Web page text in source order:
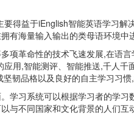
得益于iEnglish智能英语学习
有海量输入输出的类母语环境
项革命性的技术飞速发展,在语
用,智能测评、智能推送,千人
韧品格以及良好的自主学习习惯
学习系统可以根据学习者的学
与不同国家和文化背景的人们互